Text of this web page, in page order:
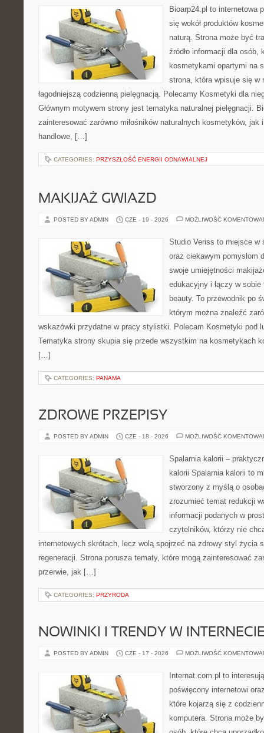
Bioarp24.pl to internetowa
się wokół produktów
naturą. Strona może być
źródło informacji dla osób,
kosmetykami opartymi na
strona, która wpisuje się w
łagodniejszą codzienną pielęgnacją. Polecamy Kosmetyki dla
Głównym motywem strony jest tematyka naturalnej pielęgnacji.
zainteresować zarówno miłośników naturalnych kosmetyków, jak
handlowe, […]
CATEGORIES: PRZYSZŁOŚĆ ENERGII ODNAWIALNEJ
MAKIJAŻ GWIAZD
POSTED BY ADMIN CZE - 19 - 2026 MOŻLIWOŚĆ
Studio Veriss to miejsce w
oraz ciekawym pomysłom
swoje umiejętności
edukacyjny i łączy w
beauty. To przewodnik po
którym można znaleźć
wskazówki przydatne w pracy stylistki. Polecam Kosmetyki pod
Tematyka strony skupia się przede wszystkim na kosmetykach
[…]
CATEGORIES: PANAMA
ZDROWE PRZEPISY
POSTED BY ADMIN CZE - 18 - 2026 MOŻLIWOŚĆ
Spalarnia kalorii –
kalorii Spalarnia kalorii to
stworzony z myślą o
zrozumieć temat redukcji
informacji podanych w
czytelników, którzy nie
internetowych skrótach, lecz wolą spojrzeć na zdrowy styl życia
regeneracji. Strona porusza tematy, które mogą zainteresować
przerwie, jak […]
CATEGORIES: PRZYRODA
NOWINKI I TRENDY W
POSTED BY ADMIN CZE - 17 - 2026 MOŻLIWOŚĆ
Internat.com.pl to
poświęcony internetowi
które kojarzą się z
komputera. Strona może